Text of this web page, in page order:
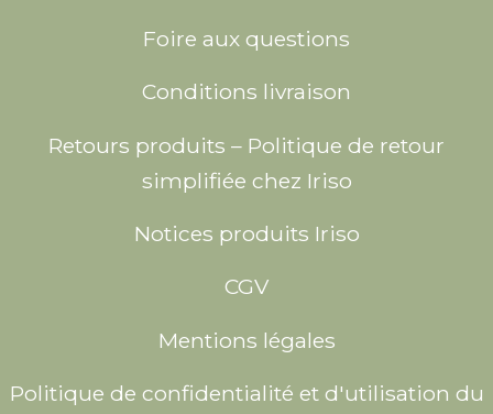
Foire aux questions
Conditions livraison
Retours produits – Politique de retour
simplifiée chez Iriso
Notices produits Iriso
CGV
Mentions légales
Politique de confidentialité et d'utilisation du